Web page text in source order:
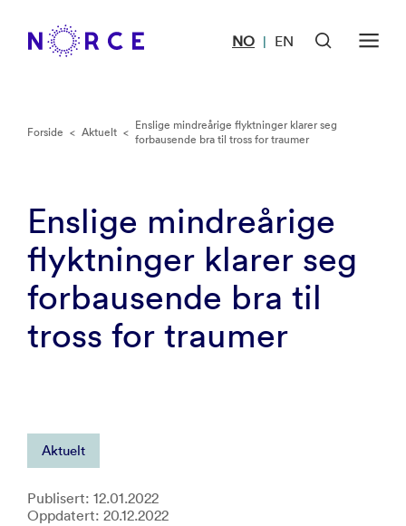
NO | EN
Forside < Aktuelt < Enslige mindreårige flyktninger klarer seg
forbausende bra til tross for traumer
Enslige mindreårige
flyktninger klarer seg
forbausende bra til
tross for traumer
Aktuelt
Publisert: 12.01.2022
Oppdatert: 20.12.2022